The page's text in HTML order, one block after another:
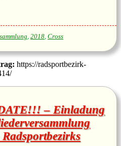
, 2018, Cross
https://radsportbezirk-
– Einladung
Radsportbezirks